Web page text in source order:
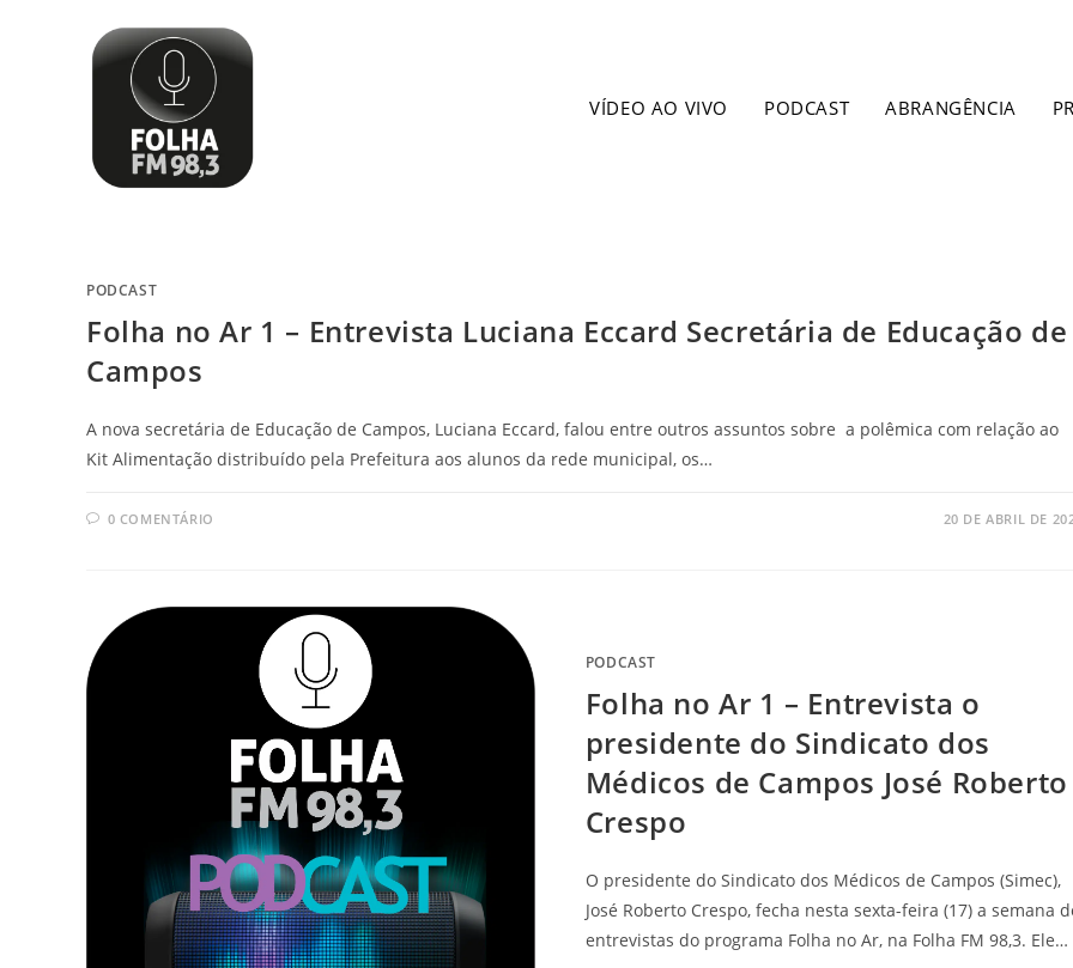
VÍDEO AO VIVO PODCAST ABRANGÊNCIA
PODCAST
Folha no Ar 1 – Entrevista Luciana Eccard Secretária de Educação de
Campos
A nova secretária de Educação de Campos, Luciana Eccard, falou entre outros assuntos sobre a polêmica com relação ao
Kit Alimentação distribuído pela Prefeitura aos alunos da rede municipal, os…
0 COMENTÁRIO 20 DE ABRIL DE
PODCAST
Folha no Ar 1 – Entrevista o
presidente do Sindicato dos
Médicos de Campos José Roberto
Crespo
O presidente do Sindicato dos Médicos de Campos (Simec),
José Roberto Crespo, fecha nesta sexta-feira (17) a semana
entrevistas do programa Folha no Ar, na Folha FM 98,3. Ele…